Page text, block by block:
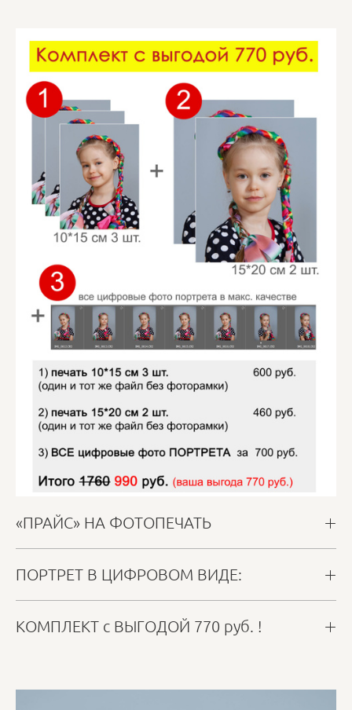
«ПРАЙС» НА ФОТОПЕЧАТЬ
ПОРТРЕТ В ЦИФРОВОМ ВИДЕ:
КОМПЛЕКТ с ВЫГОДОЙ 770 руб. !